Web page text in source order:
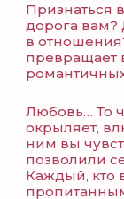
Признаться
дорога вам?
в
превращает
Любовь… То
окрыляет,
ним вы
позволили
Каждый, кто